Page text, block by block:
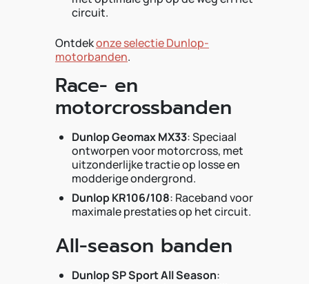
circuit.
Ontdekonze selectie Dunlop-
motorbanden.
Race- en
motorcrossbanden
Dunlop Geomax MX33: Speciaal
ontworpen voor motorcross, met
uitzonderlijke tractie op losse en
modderige ondergrond.
Dunlop KR106/108: Raceband voor
maximale prestaties op het circuit.
All-season banden
Dunlop SP Sport All Season: